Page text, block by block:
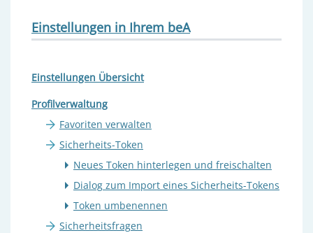
Einstellungen in Ihrem beA
Einstellungen Übersicht
Profilverwaltung
Favoriten verwalten
Sicherheits-Token
Neues Token hinterlegen und freischalten
Dialog zum Import eines Sicherheits-Tokens
Token umbenennen
Sicherheitsfragen